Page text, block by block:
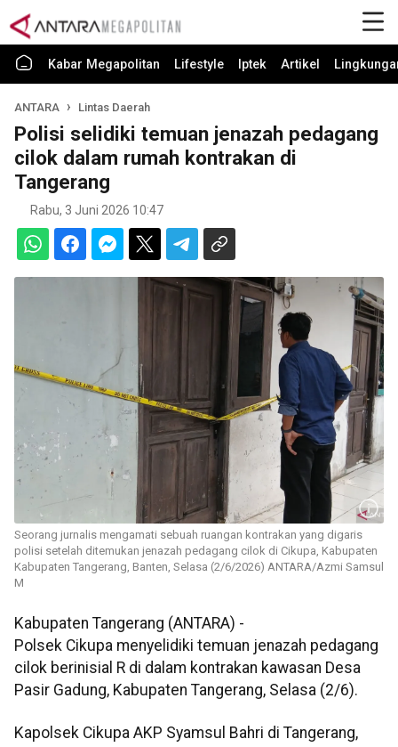
Kabar Megapolitan Lifestyle Iptek Artikel
ANTARA Lintas Daerah
Polisi selidiki temuan jenazah pedagang
cilok dalam rumah kontrakan di
Tangerang
Rabu, 3 Juni 2026 10:47
Seorang jurnalis mengamati sebuah ruangan kontrakan yang digaris
polisi setelah ditemukan jenazah pedagang cilok di Cikupa, Kabupaten
Kabupaten Tangerang, Banten, Selasa (2/6/2026) ANTARA/Azmi Samsul
M
Kabupaten Tangerang (ANTARA) -
Polsek Cikupa menyelidiki temuan jenazah pedagang
cilok berinisial R di dalam kontrakan kawasan Desa
Pasir Gadung, Kabupaten Tangerang, Selasa (2/6).
Kapolsek Cikupa AKP Syamsul Bahri di Tangerang,